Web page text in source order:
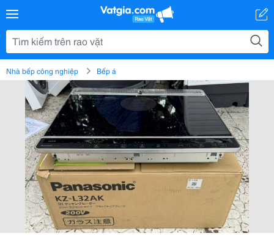
Nhà bếp công nghiệp Bếp á